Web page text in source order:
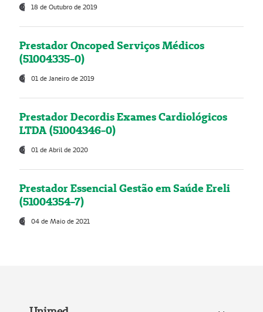
18 de Outubro de 2019
Prestador Oncoped Serviços Médicos
(51004335-0)
01 de Janeiro de 2019
Prestador Decordis Exames Cardiológicos
LTDA (51004346-0)
01 de Abril de 2020
Prestador Essencial Gestão em Saúde Ereli
(51004354-7)
04 de Maio de 2021